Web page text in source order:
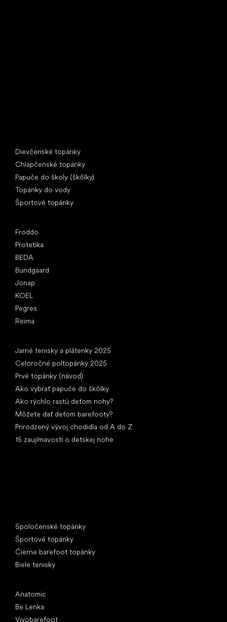
Dievčenské topánky
Chlapčenské topánky
Papuče do školy (škôlky)
Topánky do vody
Športové topánky
Froddo
Protetika
BEDA
Bundgaard
Jonap
KOEL
Pegres
Reima
Jarné tenisky a plátenky 2025
Celoročné poltopánky 2025
Prvé topánky (návod)
Ako vybrať papuče do škôlky
Ako rýchlo rastú deťom nohy?
Môžete dať deťom barefooty?
Prirodzený vývoj chodidla od A do Z
15 zaujímavostí o detskej nohe
Spoločenské topánky
Športové topánky
Čierne barefoot topánky
Biele tenisky
Anatomic
Be Lenka
Vivobarefoot